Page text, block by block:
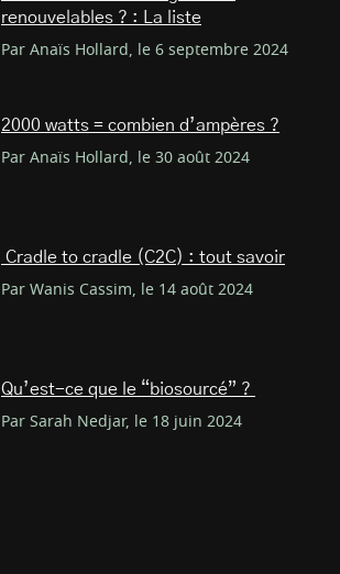
renouvelables ? : La liste
Par Anaïs Hollard, le 6 septembre 2024
2000 watts = combien d’ampères ?
Par Anaïs Hollard, le 30 août 2024
Cradle to cradle (C2C) : tout savoir
Par Wanis Cassim, le 14 août 2024
Qu’est-ce que le “biosourcé” ?
Par Sarah Nedjar, le 18 juin 2024